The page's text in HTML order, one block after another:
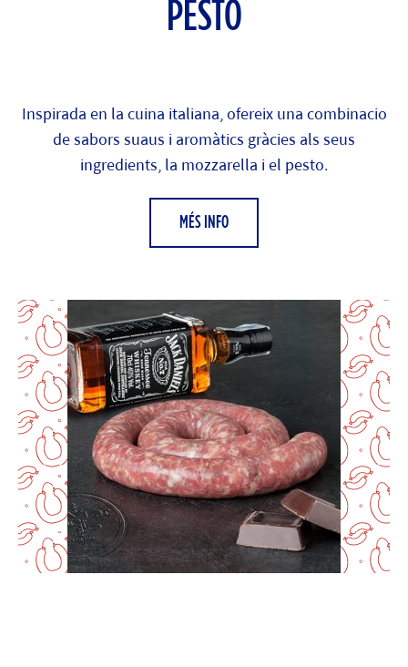
PESTO
Inspirada en la cuina italiana, ofereix una combinacio
de sabors suaus i aromàtics gràcies als seus
ingredients, la mozzarella i el pesto.
MÉS INFO